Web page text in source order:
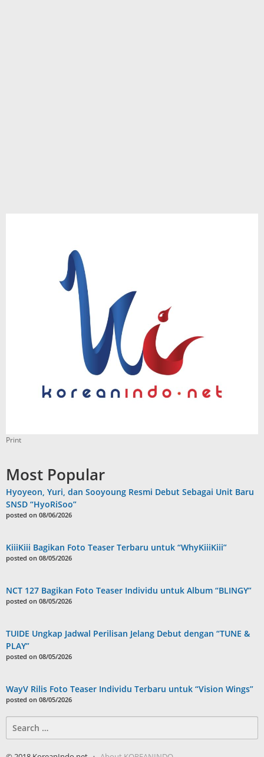
Print
Most Popular
Hyoyeon, Yuri, dan Sooyoung Resmi Debut Sebagai Unit Baru
SNSD “HyoRiSoo”
posted on 08/06/2026
KiiiKiii Bagikan Foto Teaser Terbaru untuk “WhyKiiiKiii”
posted on 08/05/2026
NCT 127 Bagikan Foto Teaser Individu untuk Album “BLINGY”
posted on 08/05/2026
TUIDE Ungkap Jadwal Perilisan Jelang Debut dengan “TUNE &
PLAY”
posted on 08/05/2026
WayV Rilis Foto Teaser Individu Terbaru untuk “Vision Wings”
posted on 08/05/2026
for: